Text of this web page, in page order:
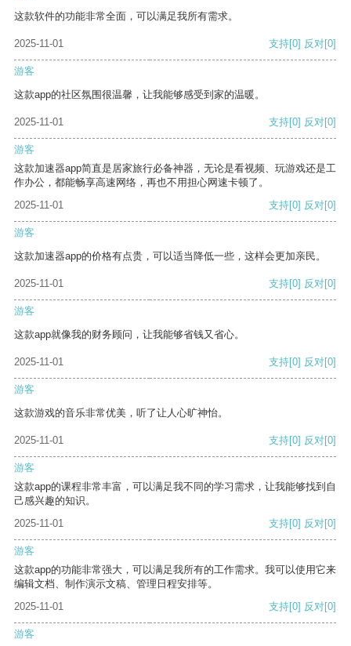
这款软件的功能非常全面，可以满足我所有需求。
2025-11-01 支持[0] 反对[0]
游客
这款app的社区氛围很温馨，让我能够感受到家的温暖。
2025-11-01 支持[0] 反对[0]
游客
这款加速器app简直是居家旅行必备神器，无论是看视频、玩游戏还是工
作办公，都能畅享高速网络，再也不用担心网速卡顿了。
2025-11-01
支持[0] 反对[0]
游客
这款加速器app的价格有点贵，可以适当降低一些，这样会更加亲民。
2025-11-01 支持[0] 反对[0]
游客
这款app就像我的财务顾问，让我能够省钱又省心。
2025-11-01 支持[0] 反对[0]
游客
这款游戏的音乐非常优美，听了让人心旷神怡。
2025-11-01 支持[0] 反对[0]
游客
这款app的课程非常丰富，可以满足我不同的学习需求，让我能够找到自
己感兴趣的知识。
2025-11-01
支持[0] 反对[0]
游客
这款app的功能非常强大，可以满足我所有的工作需求。我可以使用它来
编辑文档、制作演示文稿、管理日程安排等。
2025-11-01
支持[0] 反对[0]
游客